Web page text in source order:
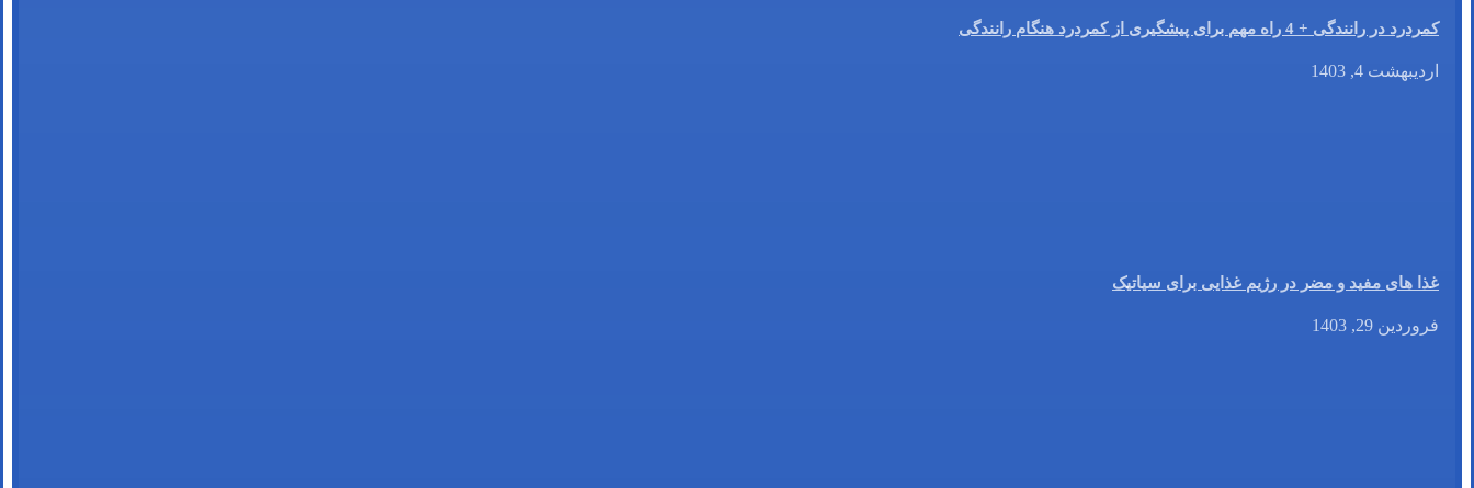
کمردرد در رانندگی + 4 راه مهم برای پیشگیری از کمردرد هنگام رانندگی
اردیبهشت 4, 1403
غذا های مفید و مضر در رژیم غذایی برای سیاتیک
فروردین 29, 1403